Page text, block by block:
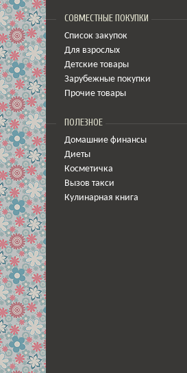
СОВМЕСТНЫЕ ПОКУПКИ
Список закупок
Для взрослых
Детские товары
Зарубежные покупки
Прочие товары
ПОЛЕЗНОЕ
Домашние финансы
Диеты
Косметичка
Вызов такси
Кулинарная книга